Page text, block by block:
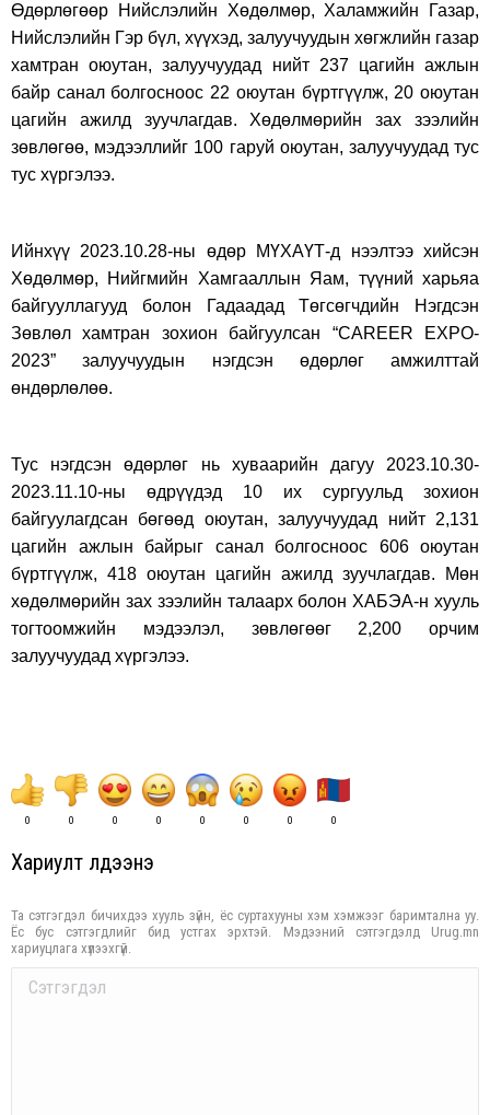
Өдөрлөгөөр Нийслэлийн Хөдөлмөр, Халамжийн Газар,
Нийслэлийн Гэр бүл, хүүхэд, залуучуудын хөгжлийн газар
хамтран оюутан, залуучуудад нийт 237 цагийн ажлын
байр санал болгосноос 22 оюутан бүртгүүлж, 20 оюутан
цагийн ажилд зуучлагдав. Хөдөлмөрийн зах зээлийн
зөвлөгөө, мэдээллийг 100 гаруй оюутан, залуучуудад тус
тус хүргэлээ.
Ийнхүү 2023.10.28-ны өдөр МҮХАҮТ-д нээлтээ хийсэн
Хөдөлмөр, Нийгмийн Хамгааллын Яам, түүний харьяа
байгууллагууд болон Гадаадад Төгсөгчдийн Нэгдсэн
Зөвлөл хамтран зохион байгуулсан “CAREER EXPO-
2023” залуучуудын нэгдсэн өдөрлөг амжилттай
өндөрлөлөө.
Тус нэгдсэн өдөрлөг нь хуваарийн дагуу 2023.10.30-
2023.11.10-ны өдрүүдэд 10 их сургуульд зохион
байгуулагдсан бөгөөд оюутан, залуучуудад нийт 2,131
цагийн ажлын байрыг санал болгосноос 606 оюутан
бүртгүүлж, 418 оюутан цагийн ажилд зуучлагдав. Мөн
хөдөлмөрийн зах зээлийн талаарх болон ХАБЭА-н хууль
тогтоомжийн мэдээлэл, зөвлөгөөг 2,200 орчим
залуучуудад хүргэлээ.
0 0 0 0 0 0 0 0
Хариулт үлдээнэ үү
Та сэтгэгдэл бичихдээ хууль зүйн, ёс суртахууны хэм хэмжээг баримтална уу.
Ёс бус сэтгэгдлийг бид устгах эрхтэй. Мэдээний сэтгэгдэлд Urug.mn
хариуцлага хүлээхгүй.
Comment